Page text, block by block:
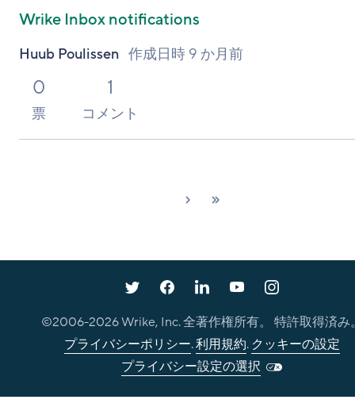
Wrike Inbox notifications
Huub Poulissen 作成日時 9 か月前
0
票
1
コメント
次へ
©2006-2026Wrike, Inc. 全著作権所有。 特許取得済み
プライバシーポリシー.利用規約. クッキーの設定
プライバシー設定の選択